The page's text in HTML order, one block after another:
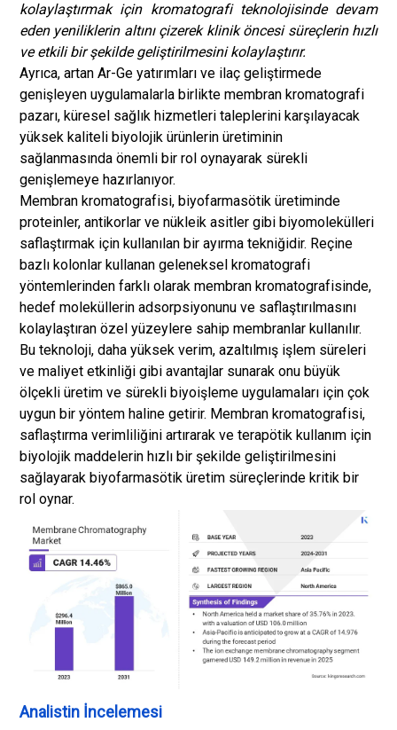
kolaylaştırmak için kromatografi teknolojisinde devam
eden yeniliklerin altını çizerek klinik öncesi süreçlerin hızlı
ve etkili bir şekilde geliştirilmesini kolaylaştırır.
Ayrıca, artan Ar-Ge yatırımları ve ilaç geliştirmede
genişleyen uygulamalarla birlikte membran kromatografi
pazarı, küresel sağlık hizmetleri taleplerini karşılayacak
yüksek kaliteli biyolojik ürünlerin üretiminin
sağlanmasında önemli bir rol oynayarak sürekli
genişlemeye hazırlanıyor.
Membran kromatografisi, biyofarmasötik üretiminde
proteinler, antikorlar ve nükleik asitler gibi biyomolekülleri
saflaştırmak için kullanılan bir ayırma tekniğidir. Reçine
bazlı kolonlar kullanan geleneksel kromatografi
yöntemlerinden farklı olarak membran kromatografisinde,
hedef moleküllerin adsorpsiyonunu ve saflaştırılmasını
kolaylaştıran özel yüzeylere sahip membranlar kullanılır.
Bu teknoloji, daha yüksek verim, azaltılmış işlem süreleri
ve maliyet etkinliği gibi avantajlar sunarak onu büyük
ölçekli üretim ve sürekli biyoişleme uygulamaları için çok
uygun bir yöntem haline getirir. Membran kromatografisi,
saflaştırma verimliliğini artırarak ve terapötik kullanım için
biyolojik maddelerin hızlı bir şekilde geliştirilmesini
sağlayarak biyofarmasötik üretim süreçlerinde kritik bir
rol oynar.
Analistin İncelemesi